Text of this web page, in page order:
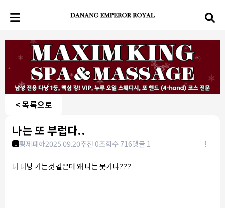
< 목록으로
나는 또 부럽다..
1 황제폐하2025.09.20추천 0조회수 716댓글 1
다 다낭 가는것 같은데 왜 나는 못가냐???